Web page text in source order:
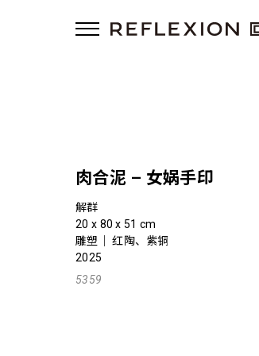
肉合泥 – 女娲手印
解群
20 x 80 x 51 cm
雕塑｜ 红陶、紫铜
2025
5359